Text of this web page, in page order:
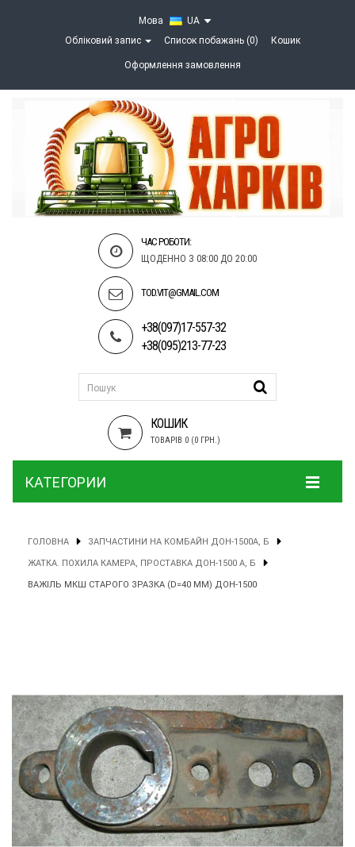
Мова
UA
Обліковий запис
Список побажань (0) Кошик
Оформлення замовлення
ЧАС РОБОТИ:
ЩОДЕННО З 08:00 ДО 20:00
TOD.VIT@GMAIL.COM
+38(097)17-557-32
+38(095)213-77-23
КОШИК
ТОВАРІВ 0 (0 ГРН.)
КАТЕГОРИИ
ГОЛОВНА ЗАПЧАСТИНИ НА КОМБАЙН ДОН-1500А, Б
ЖАТКА. ПОХИЛА КАМЕРА, ПРОСТАВКА ДОН-1500 А, Б
ВАЖІЛЬ МКШ СТАРОГО ЗРАЗКА (D=40 MM) ДОН-1500